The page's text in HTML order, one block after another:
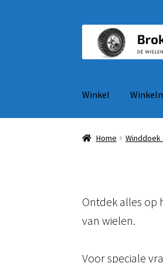
door
naar
naar
de
Winkel
Home Winddoek
Ontdek alles op
van wielen.
Voor speciale